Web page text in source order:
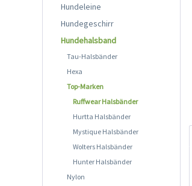
Hundeleine
Hundegeschirr
Hundehalsband
Tau-Halsbänder
Hexa
Top-Marken
Ruffwear Halsbänder
Hurtta Halsbänder
Mystique Halsbänder
Wolters Halsbänder
Hunter Halsbänder
Nylon